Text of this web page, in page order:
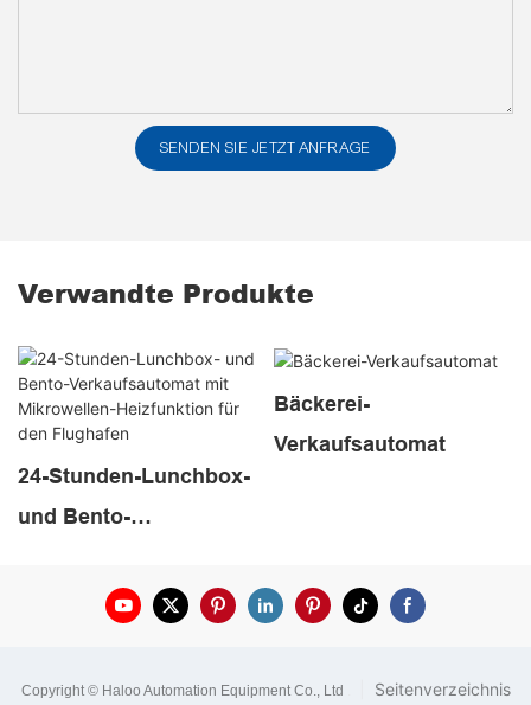
SENDEN SIE JETZT ANFRAGE
Verwandte Produkte
24-Stunden-Lunchbox-
und Bento-
Mikrowellen-
Bäckerei-
Verkaufsautomat
Copyright © Haloo Automation Equipment Co., Ltd Seitenverzeichnis